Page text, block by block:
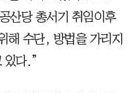
산당 총서기 취임이후
해 수단, 방법을 가리지
있다.”